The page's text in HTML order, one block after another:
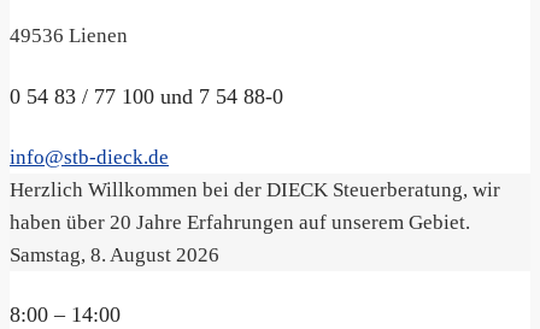
49536 Lienen
0 54 83 / 77 100 und 7 54 88-0
info@stb-dieck.de
Herzlich Willkommen bei der DIECK Steuerberatung, wir
haben über 20 Jahre Erfahrungen auf unserem Gebiet.
Samstag, 8. August 2026
8:00 – 14:00